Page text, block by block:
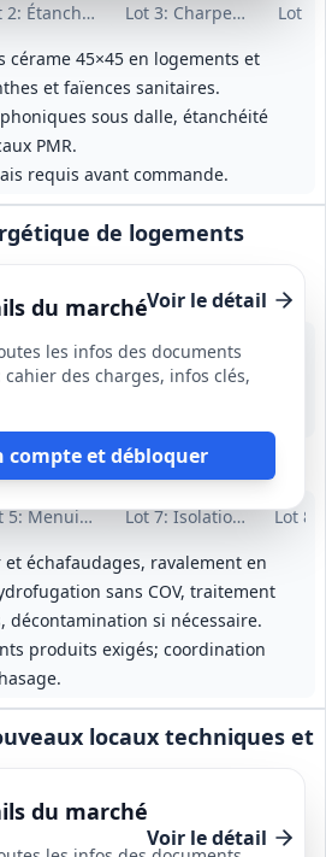
2: Étanchéité Lot 3: Charpente etLot
cérame 45×45 en logements et
et faïences sanitaires.
sous dalle, étanchéité
PMR.
requis avant commande.
du marché
les infos des documents
des charges, infos clés,
compte et débloquer
de logements
Voir le détail
5: Menuiseries ext. et int.
Lot7: Isolation combles
Lot 8
échafaudages, ravalement en
sans COV, traitement
décontamination si nécessaire.
produits exigés; coordination
(45)
préparation
Clause sociale Visite
du marché
locaux techniques et
Libron
Voir le détail